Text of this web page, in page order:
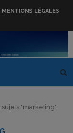
MENTIONS LÉGALES
"marketing"